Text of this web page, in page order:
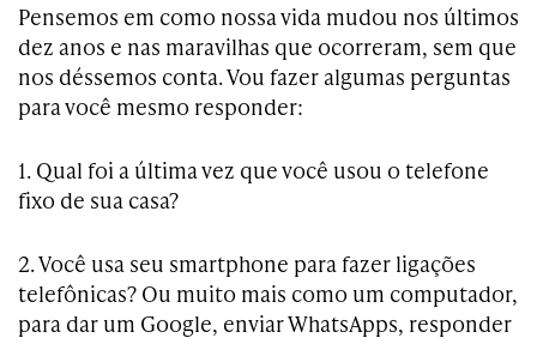
Pensemos em como nossa vida mudou nos últimos
dez anos e nas maravilhas que ocorreram, sem que
nos déssemos conta. Vou fazer algumas perguntas
para você mesmo responder:
1. Qual foi a última vez que você usou o telefone
fixo de sua casa?
2. Você usa seu smartphone para fazer ligações
telefônicas? Ou muito mais como um computador,
para dar um Google, enviar WhatsApps, responder